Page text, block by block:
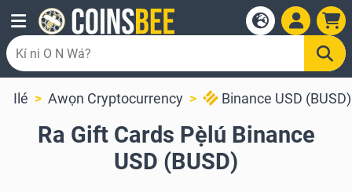
Ilé Awọn Cryptocurrency Binance USD (BUSD)
Ra Gift Cards Pẹ̀lú Binance
USD (BUSD)